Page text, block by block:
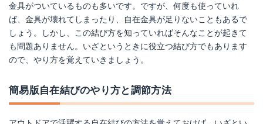
金具がついているものも多いです。ですが、何度も使っていれ
ば、金具が壊れてしまったり、自在金具が足りないこともあるで
しょう。しかし、この結び方を知っていればそんなことが起きて
も問題ありません。いざというときに役立つ結び方でもあります
ので、やり方を覚えていきましょう。
簡易版自在結びのやり方と調節方法